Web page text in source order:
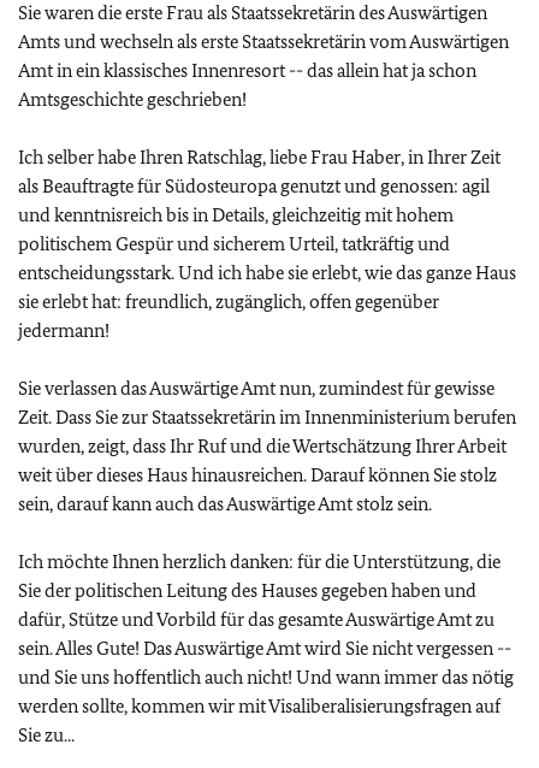
Sie waren die erste Frau als Staatssekretärin des Auswärtigen
Amts und wechseln als erste Staatssekretärin vom Auswärtigen
Amt in ein klassisches Innenresort -- das allein hat ja schon
Amtsgeschichte geschrieben!
Ich selber habe Ihren Ratschlag, liebe Frau Haber, in Ihrer Zeit
als Beauftragte für Südosteuropa genutzt und genossen: agil
und kenntnisreich bis in Details, gleichzeitig mit hohem
politischem Gespür und sicherem Urteil, tatkräftig und
entscheidungsstark. Und ich habe sie erlebt, wie das ganze Haus
sie erlebt hat: freundlich, zugänglich, offen gegenüber
jedermann!
Sie verlassen das Auswärtige Amt nun, zumindest für gewisse
Zeit. Dass Sie zur Staatssekretärin im Innenministerium berufen
wurden, zeigt, dass Ihr Ruf und die Wertschätzung Ihrer Arbeit
weit über dieses Haus hinausreichen. Darauf können Sie stolz
sein, darauf kann auch das Auswärtige Amt stolz sein.
Ich möchte Ihnen herzlich danken: für die Unterstützung, die
Sie der politischen Leitung des Hauses gegeben haben und
dafür, Stütze und Vorbild für das gesamte Auswärtige Amt zu
sein. Alles Gute! Das Auswärtige Amt wird Sie nicht vergessen --
und Sie uns hoffentlich auch nicht! Und wann immer das nötig
werden sollte, kommen wir mit Visaliberalisierungsfragen auf
Sie zu...